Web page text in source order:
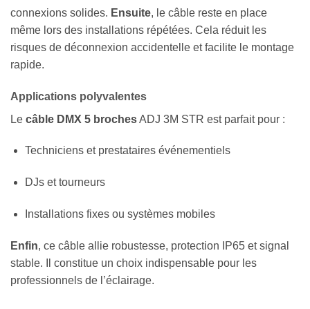
connexions solides. Ensuite, le câble reste en place
même lors des installations répétées. Cela réduit les
risques de déconnexion accidentelle et facilite le montage
rapide.
Applications polyvalentes
Le câble DMX 5 brochesADJ 3M STR est parfait pour :
Techniciens et prestataires événementiels
DJs et tourneurs
Installations fixes ou systèmes mobiles
Enfin, ce câble allie robustesse, protection IP65 et signal
stable. Il constitue un choix indispensable pour les
professionnels de l’éclairage.